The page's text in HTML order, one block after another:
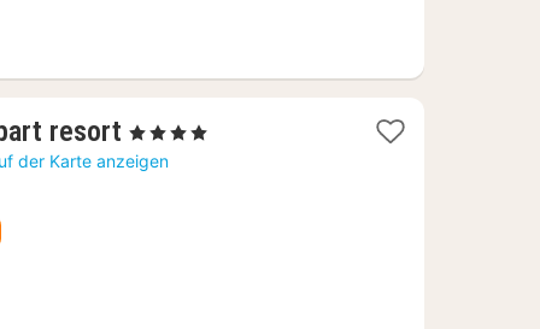
resort 1
Nacht
, 4 Sterne
der Karte anzeigen